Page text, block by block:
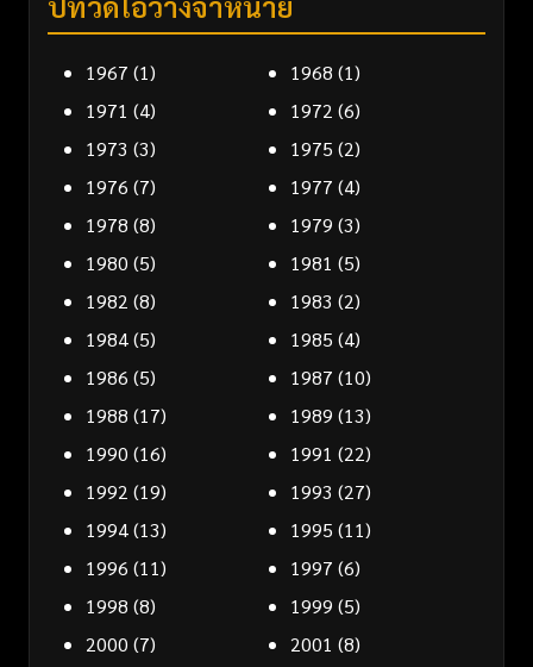
1967 (1) 1968 (1)
1971 (4) 1972 (6)
1973 (3) 1975 (2)
1976 (7) 1977 (4)
1978 (8) 1979 (3)
1980 (5) 1981 (5)
1982 (8) 1983 (2)
1984(5) 1985 (4)
1986 (5) 1987 (10)
1988 (17) 1989 (13)
1990 (16) 1991 (22)
1992 (19) 1993 (27)
1994(13) 1995 (11)
1996 (11) 1997 (6)
1998 (8) 1999 (5)
2000 (7) 2001 (8)